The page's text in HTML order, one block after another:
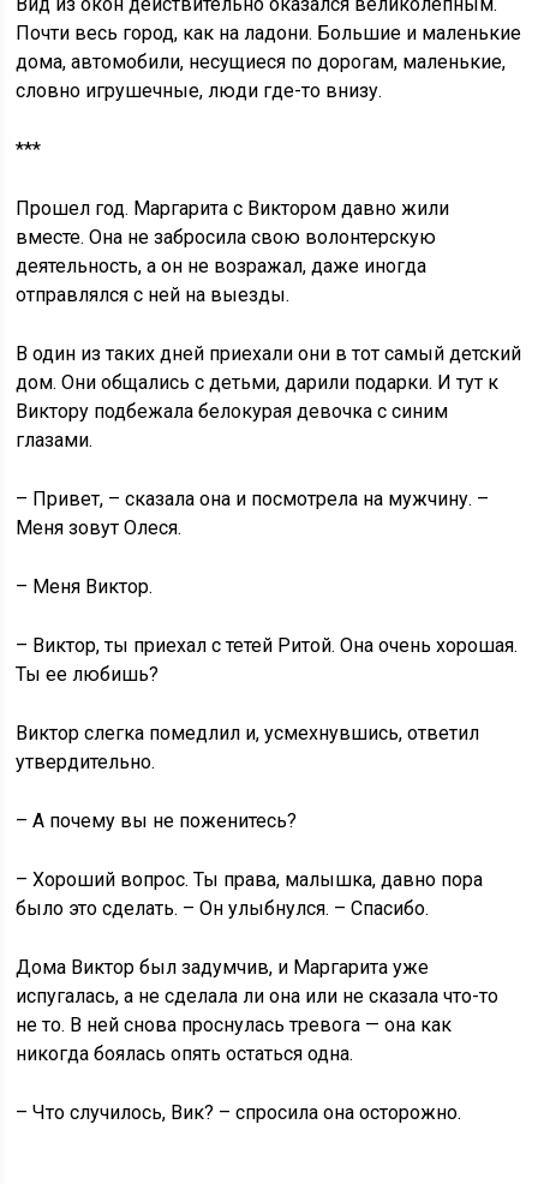
Почти весь город, как на ладони. Большие и маленькие
дома, автомобили, несущиеся по дорогам, маленькие,
словно игрушечные, люди где-то внизу.
***
Прошел год. Маргарита с Виктором давно жили
вместе. Она не забросила свою волонтерскую
деятельность, а он не возражал, даже иногда
отправлялся с ней на выезды.
В один из таких дней приехали они в тот самый детский
дом. Они общались с детьми, дарили подарки. И тут к
Виктору подбежала белокурая девочка с синим
глазами.
– Привет, – сказала она и посмотрела на мужчину. –
Меня зовут Олеся.
– Меня Виктор.
– Виктор, ты приехал с тетей Ритой. Она очень хорошая.
Ты ее любишь?
Виктор слегка помедлил и, усмехнувшись, ответил
утвердительно.
– А почему вы не поженитесь?
– Хороший вопрос. Ты права, малышка, давно пора
было это сделать. – Он улыбнулся. – Спасибо.
Дома Виктор был задумчив, и Маргарита уже
испугалась, а не сделала ли она или не сказала что-то
не то. В ней снова проснулась тревога — она как
никогда боялась опять остаться одна.
– Что случилось, Вик? – спросила она осторожно.